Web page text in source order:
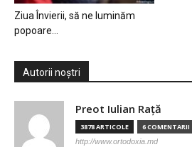
Ziua Învierii, să ne luminăm
popoare…
Autorii noștri
Preot Iulian Raţă
3878 ARTICOLE 6 COMENTARII
http://www.ortodoxia.md